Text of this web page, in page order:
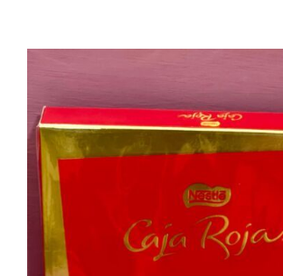
AÑADIR AL CARRITO
DETALLES